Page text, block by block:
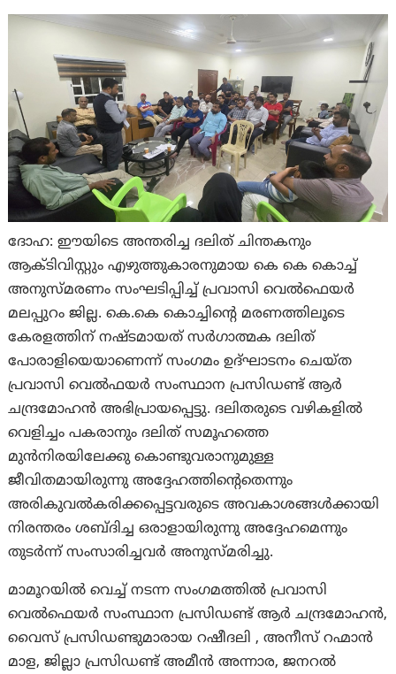
ദോഹ: ഈയിടെ അന്തരിച്ച ദലിത് ചിന്തകനും
ആക്ടിവിസ്റ്റും എഴുത്തുകാരനുമായ കെ കെ കൊച്ച്
അനുസ്മരണം സംഘടിപ്പിച്ച് പ്രവാസി വെൽഫെയർ
മലപ്പുറം ജില്ല. കെ.കെ കൊച്ചിൻ്റെ മരണത്തിലൂടെ
കേരളത്തിന് നഷ്ടമായത് സർഗാത്മക ദലിത്
പോരാളിയെയാണെന്ന് സംഗമം ഉദ്ഘാടനം ചെയ്ത
പ്രവാസി വെൽഫയർ സംസ്ഥാന പ്രസിഡണ്ട് ആർ
ചന്ദ്രമോഹൻ അഭിപ്രായപ്പെട്ടു. ദലിതരുടെ വഴികളിൽ
വെളിച്ചം പകരാനും ദലിത് സമൂഹത്തെ
മുൻനിരയിലേക്കു കൊണ്ടുവരാനുമുള്ള
ജീവിതമായിരുന്നു അദ്ദേഹത്തിൻ്റെതെന്നും
അരികുവൽകരിക്കപ്പെട്ടവരുടെ അവകാശങ്ങൾക്കായി
നിരന്തരം ശബ്ദിച്ച ഒരാളായിരുന്നു അദ്ദേഹമെന്നും
തുടർന്ന് സംസാരിച്ചവർ അനുസ്മരിച്ചു.
മാമൂറയിൽ വെച്ച് നടന്ന സംഗമത്തിൽ പ്രവാസി
വെൽഫെയർ സംസ്ഥാന പ്രസിഡണ്ട് ആർ ചന്ദ്രമോഹൻ,
വൈസ് പ്രസിഡണ്ടുമാരായ റഷീദലി , അനീസ് റഹ്മാൻ
മാള, ജില്ലാ പ്രസിഡണ്ട് അമീൻ അന്നാര, ജനറൽ